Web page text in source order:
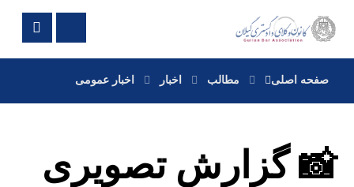
صفحه اصلی مطالب اخبار اخبار عمومی
📸 گزارش تصویری